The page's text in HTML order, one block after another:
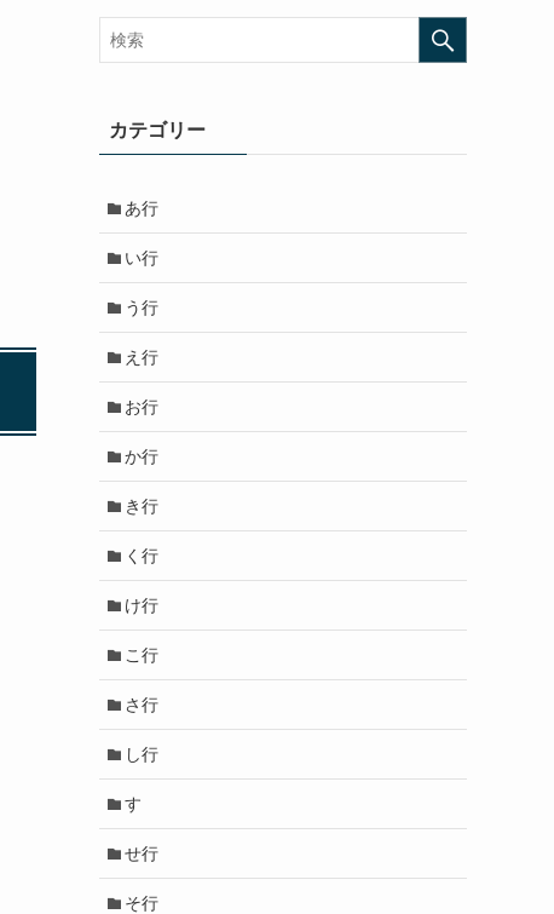
カテゴリー
あ行
い行
う行
え行
お行
か行
き行
く行
け行
こ行
さ行
し行
す
せ行
そ行